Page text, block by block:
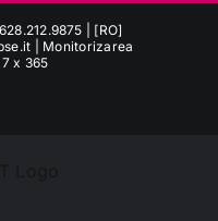
| [RO]
| Monitorizarea
x 365